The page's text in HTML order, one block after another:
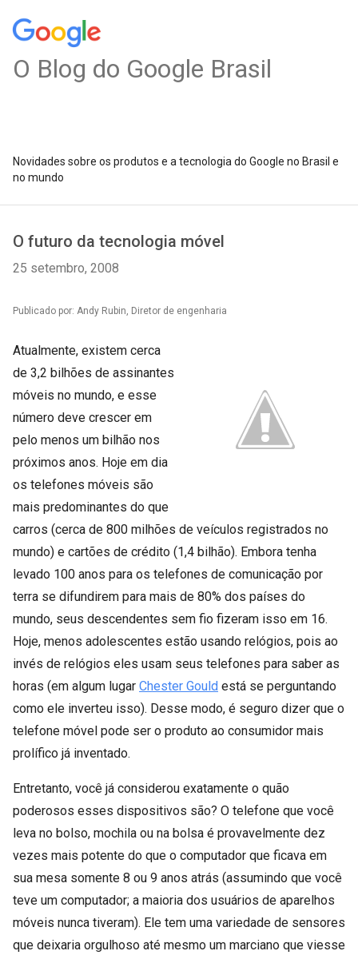
O Blog do Google Brasil
Novidades sobre os produtos e a tecnologia do Google no Brasil e
no mundo
O futuro da tecnologia móvel
25 setembro, 2008
Publicado por: Andy Rubin, Diretor de engenharia
Atualmente, existem cerca
de 3,2 bilhões de assinantes
móveis no mundo, e esse
número deve crescer em
pelo menos um bilhão nos
próximos anos. Hoje em dia
os telefones móveis são
mais predominantes do que
carros (cerca de 800 milhões de veículos registrados no
mundo) e cartões de crédito (1,4 bilhão). Embora tenha
levado 100 anos para os telefones de comunicação por
terra se difundirem para mais de 80% dos países do
mundo, seus descendentes sem fio fizeram isso em 16.
Hoje, menos adolescentes estão usando relógios, pois ao
invés de relógios eles usam seus telefones para saber as
horas (em algum lugar Chester Gould está se perguntando
como ele inverteu isso). Desse modo, é seguro dizer que o
telefone móvel pode ser o produto ao consumidor mais
prolífico já inventado.
Entretanto, você já considerou exatamente o quão
poderosos esses dispositivos são? O telefone que você
leva no bolso, mochila ou na bolsa é provavelmente dez
vezes mais potente do que o computador que ficava em
sua mesa somente 8 ou 9 anos atrás (assumindo que você
teve um computador; a maioria dos usuários de aparelhos
móveis nunca tiveram). Ele tem uma variedade de sensores
que deixaria orgulhoso até mesmo um marciano que viesse